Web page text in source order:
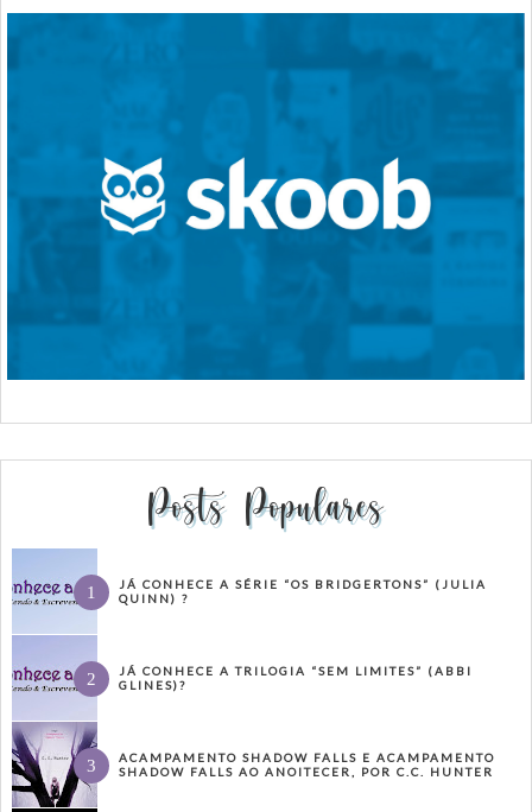
Posts Populares
JÁ CONHECE A SÉRIE “OS BRIDGERTONS” (JULIA
QUINN) ?
JÁ CONHECE A TRILOGIA “SEM LIMITES” (ABBI
GLINES)?
ACAMPAMENTO SHADOW FALLS E ACAMPAMENTO
SHADOW FALLS AO ANOITECER, POR C.C. HUNTER